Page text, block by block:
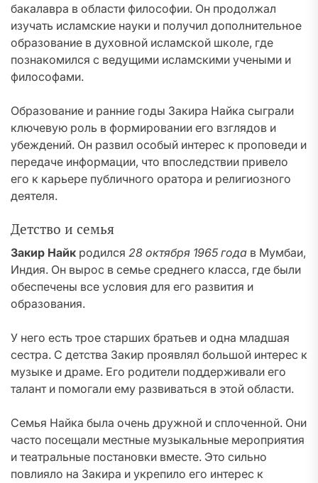
бакалавра в области философии. Он продолжал
изучать исламские науки и получил дополнительное
образование в духовной исламской школе, где
познакомился с ведущими исламскими учеными и
философами.
Образование и ранние годы Закира Найка сыграли
ключевую роль в формировании его взглядов и
убеждений. Он развил особый интерес к проповеди и
передаче информации, что впоследствии привело
его к карьере публичного оратора и религиозного
деятеля.
Детство и семья
Закир Найк родился 28 октября 1965 года в Мумбаи,
Индия. Он вырос в семье среднего класса, где были
обеспечены все условия для его развития и
образования.
У него есть трое старших братьев и одна младшая
сестра. С детства Закир проявлял большой интерес к
музыке и драме. Его родители поддерживали его
талант и помогали ему развиваться в этой области.
Семья Найка была очень дружной и сплоченной. Они
часто посещали местные музыкальные мероприятия
и театральные постановки вместе. Это сильно
повлияло на Закира и укрепило его интерес к